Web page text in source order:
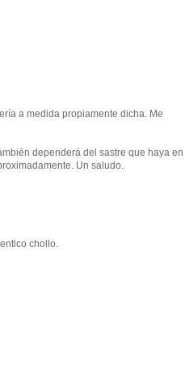
a medida propiamente dicha. Me
dependerá del sastre que haya en
Un saludo.
chollo.